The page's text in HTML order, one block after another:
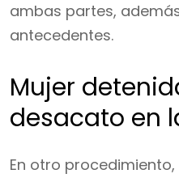
ambas partes,
antecedentes.
Mujer
desacato en
En otro